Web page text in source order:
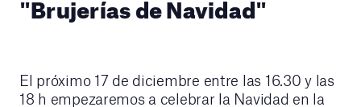
El próximo 17 de diciembre entre las 16.30 y las
18 h empezaremos a celebrar la Navidad en la